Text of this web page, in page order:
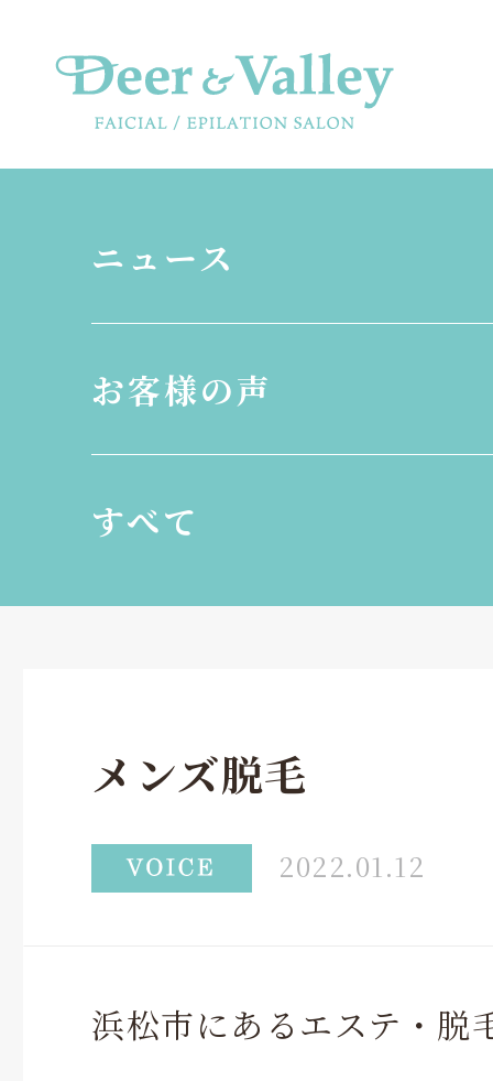
ニュース
お客様の声
すべて
メンズ脱毛
2022.01.12
浜松市にあるエステ・脱